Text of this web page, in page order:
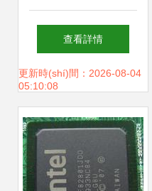
Ultra頂級(jí)顯卡全
面評(píng)測(cè)
重塑3D性能巔峰
查看詳情
更新時(shí)間：2026-08-04
05:10:08